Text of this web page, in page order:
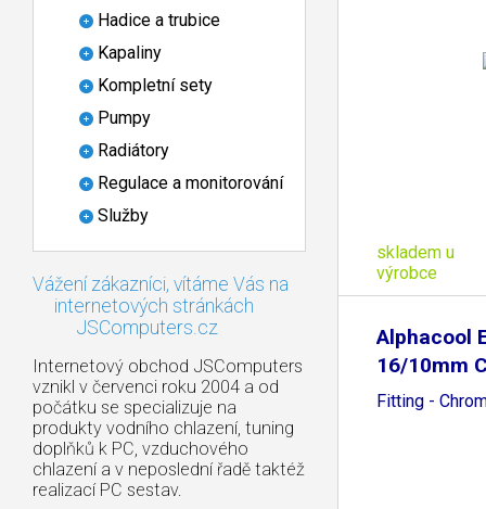
Hadice a trubice
Kapaliny
Kompletní sety
Pumpy
Radiátory
Regulace a monitorování
Služby
Vážení zákazníci, vítáme Vás na
internetových stránkách
JSComputers.cz
Internetový obchod JSComputers
vznikl v červenci roku 2004 a od
počátku se specializuje na
produkty vodního chlazení, tuning
doplňků k PC, vzduchového
chlazení a v neposlední řadě taktéž
realizací PC sestav.
skladem u
výrobce
Alphacool
16/10mm
Fitting -